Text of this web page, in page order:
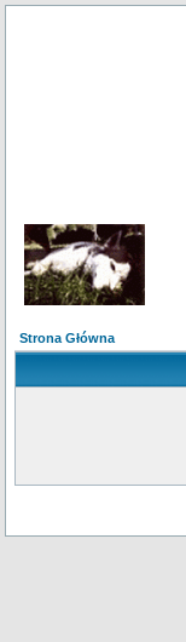
Strona Główna